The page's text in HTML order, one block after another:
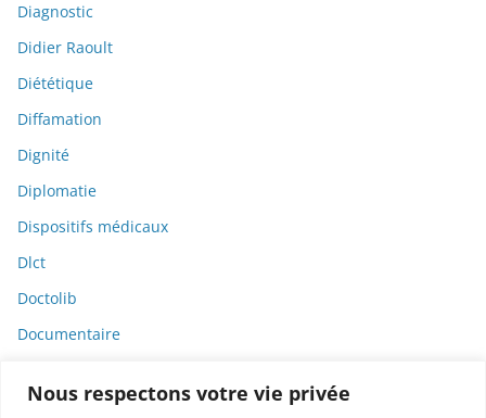
Nous respectons votre vie privée
Diagnostic
Didier Raoult
Diététique
Diffamation
Dignité
Diplomatie
Dispositifs médicaux
Dlct
Doctolib
Documentaire
Donald Trump